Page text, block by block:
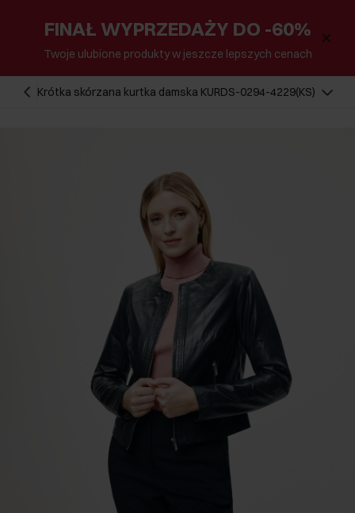
FINAŁ WYPRZEDAŻY DO -60%
Twoje ulubione produkty w jeszcze lepszych cenach
Krótka skórzana kurtka damska KURDS-0294-4229(KS)